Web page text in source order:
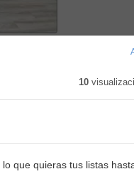
10
que quieras tus listas